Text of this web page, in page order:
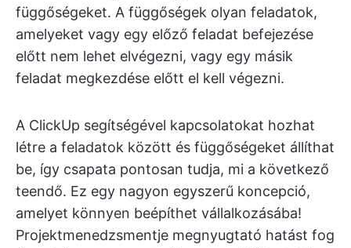
függőségeket. A függőségek olyan feladatok,
amelyeket vagy egy előző feladat befejezése
előtt nem lehet elvégezni, vagy egy másik
feladat megkezdése előtt el kell végezni.
A ClickUp segítségével kapcsolatokat hozhat
létre a feladatok között és függőségeket állíthat
be, így csapata pontosan tudja, mi a következő
teendő. Ez egy nagyon egyszerű koncepció,
amelyet könnyen beépíthet vállalkozásába!
Projektmenedzsmentje megnyugtató hatást fog